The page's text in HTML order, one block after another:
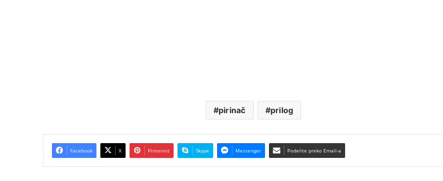
pirinač prilog
Facebook X Pinterest Skype Messenger Podelite preko Email-a